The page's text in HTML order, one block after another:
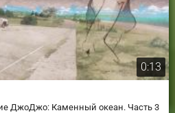
0:13
ДжоДжо: Каменный океан. Часть 3